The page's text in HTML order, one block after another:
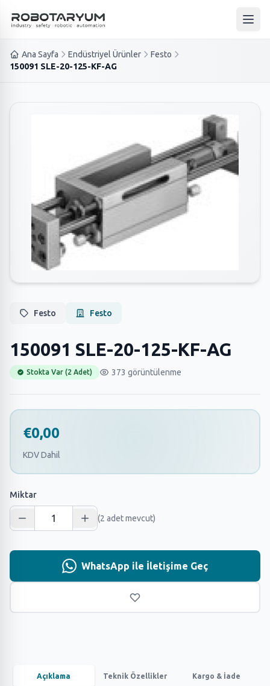
Ana içeriğe geç
Ana
Ana Sayfa Endüstriyel Ürünler
Festo
150091 SLE-20-125-KF-AG
Festo Festo
150091 SLE-20-125-KF-AG
Stokta Var (2 Adet) 373 görüntülenme
€0,00
KDV Dahil
Miktar
(2 adet mevcut)
WhatsApp ile İletişime Geç
Açıklama Teknik Özellikler Kargo & İade